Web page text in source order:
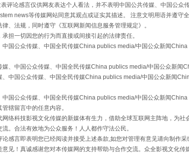
花与雪山、麦地、白藏房
评论感言仅供网友表达个人看法，并不表明中国公共传媒、中国公
news等传媒网站同意其观点或证实其描述。 注意文明用语并遵守全
律、法规，同时遵守《互联网新闻信息服务管理规定》。
担一切因您的行为而直接或间接引起的法律责任。
中国公众传媒、中国全民传媒China publics media/中国公众新闻
媒、中国公众传媒、中国全民传媒China publics media/中国公众新
、中国公众传媒、中国全民传媒China publics media/中国公众新闻
中国公众传媒、中国全民传媒China publics media/中国公众新闻
辖留言中的任意内容。
网络科技影视文化传媒的新媒体有生力，借助全球互联网主阵地，为
。合法有效地为公众服务！人人都作守法公民。
论感言即表明您已经阅读并接受上述条款,如您对管理有意见请向制作
意见！真诚感谢您对本传媒网的支持帮助与合作交流。众全影视文化传